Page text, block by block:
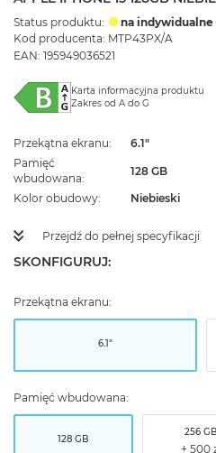
Status produktu:
na
Kod producenta: MTP43PX/A
EAN: 195949036521
Karta informacyjna produktu
Zakres od A do G
Przekątna ekranu
6.1"
Pamięć
wbudowana
128 GB
Kolor obudowy Niebieski
Przejdź do pełnej specyfikacji
SKONFIGURUJ:
Przekątna ekranu:
6.1"
Pamięć wbudowana:
128 GB
256 GB